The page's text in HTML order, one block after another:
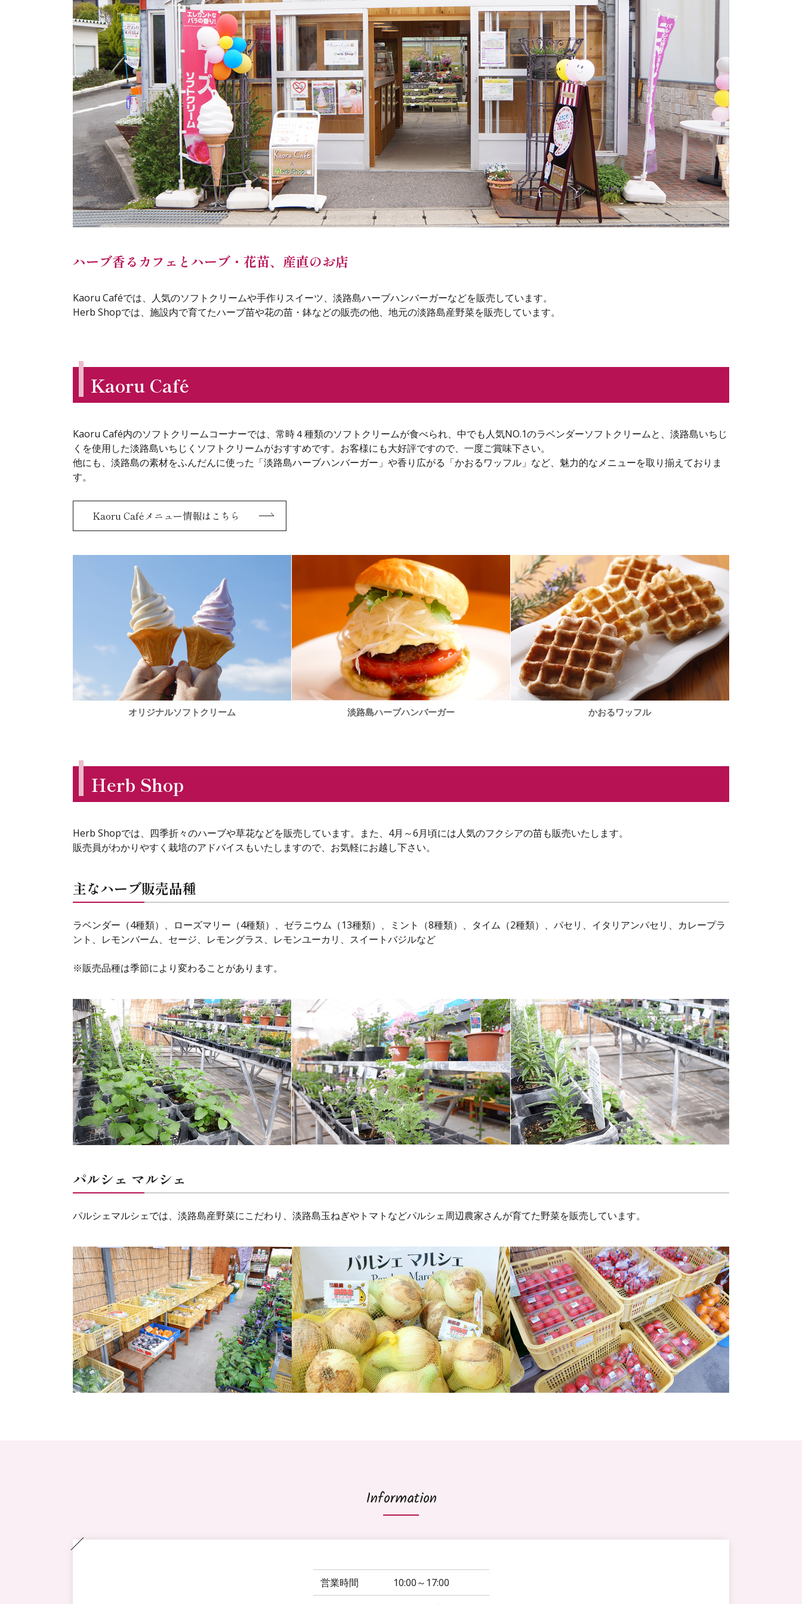
ハーブ香るカフェとハーブ・花苗、産直のお店
Kaoru Caféでは、人気のソフトクリームや手作りスイーツ、淡路島ハーブハンバーガーなどを販売しています。
Herb Shopでは、施設内で育てたハーブ苗や花の苗・鉢などの販売の他、地元の淡路島産野菜を販売しています。
Kaoru Café
Kaoru Café内のソフトクリームコーナーでは、常時４種類のソフトクリームが食べられ、中でも人気NO.1のラベンダーソフトクリームと、淡路島いちじ
くを使用した淡路島いちじくソフトクリームがおすすめです。お客様にも大好評ですので、一度ご賞味下さい。
他にも、淡路島の素材をふんだんに使った「淡路島ハーブハンバーガー」や香り広がる「かおるワッフル」など、魅力的なメニューを取り揃えておりま
す。
Kaoru Caféメニュー情報はこちら
オリジナルソフトクリーム 淡路島ハーブハンバーガー かおるワッフル
Herb Shop
Herb Shopでは、四季折々のハーブや草花などを販売しています。また、4月～6月頃には人気のフクシアの苗も販売いたします。
販売員がわかりやすく栽培のアドバイスもいたしますので、お気軽にお越し下さい。
主なハーブ販売品種
ラベンダー（4種類）、ローズマリー（4種類）、ゼラニウム（13種類）、ミント（8種類）、タイム（2種類）、パセリ、イタリアンパセリ、カレープラ
ント、レモンバーム、セージ、レモングラス、レモンユーカリ、スイートバジルなど
※販売品種は季節により変わることがあります。
パルシェ マルシェ
パルシェマルシェでは、淡路島産野菜にこだわり、淡路島玉ねぎやトマトなどパルシェ周辺農家さんが育てた野菜を販売しています。
Information
営業時間
10:00～17:00